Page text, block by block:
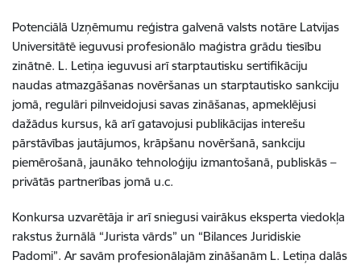
Potenciālā Uzņēmumu reģistra galvenā valsts notāre Latvijas
Universitātē ieguvusi profesionālo maģistra grādu tiesību
zinātnē. L. Letiņa ieguvusi arī starptautisku sertifikāciju
naudas atmazgāšanas novēršanas un starptautisko sankciju
jomā, regulāri pilnveidojusi savas zināšanas, apmeklējusi
dažādus kursus, kā arī gatavojusi publikācijas interešu
pārstāvības jautājumos, krāpšanu novēršanā, sankciju
piemērošanā, jaunāko tehnoloģiju izmantošanā, publiskās –
privātās partnerības jomā u.c.
Konkursa uzvarētāja ir arī sniegusi vairākus eksperta viedokļa
rakstus žurnālā “Jurista vārds” un “Bilances Juridiskie
Padomi”. Ar savām profesionālajām zināšanām L. Letiņa dalās